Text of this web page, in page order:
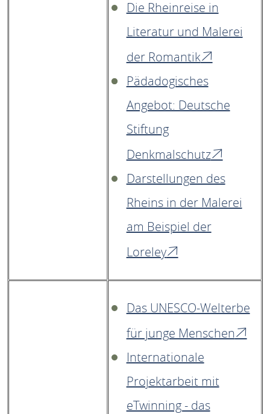
Die Rheinreise in
Literatur und Malerei
der Romantik
Pädadogisches
Angebot: Deutsche
Stiftung
Denkmalschutz
Darstellungen des
Rheins in der Malerei
am Beispiel der
Loreley
Das UNESCO-Welterbe
für junge Menschen
Internationale
Projektarbeit mit
eTwinning - das